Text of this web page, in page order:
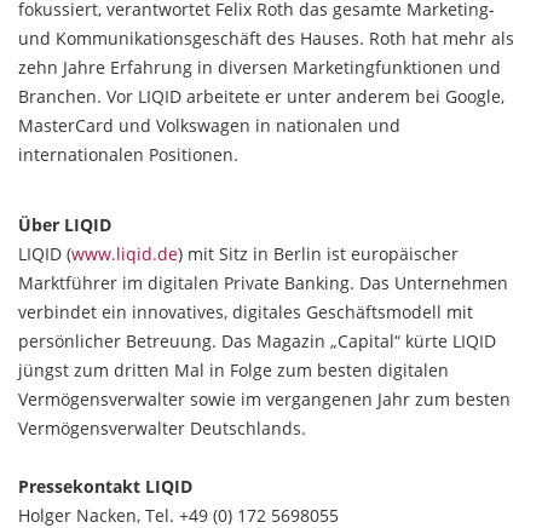
fokussiert, verantwortet Felix Roth das gesamte Marketing-
und Kommunikationsgeschäft des Hauses. Roth hat mehr als
zehn Jahre Erfahrung in diversen Marketingfunktionen und
Branchen. Vor LIQID arbeitete er unter anderem bei Google,
MasterCard und Volkswagen in nationalen und
internationalen Positionen.
Über LIQID
LIQID (www.liqid.de) mit Sitz in Berlin ist europäischer
Marktführer im digitalen Private Banking. Das Unternehmen
verbindet ein innovatives, digitales Geschäftsmodell mit
persönlicher Betreuung. Das Magazin „Capital“ kürte LIQID
jüngst zum dritten Mal in Folge zum besten digitalen
Vermögensverwalter sowie im vergangenen Jahr zum besten
Vermögensverwalter Deutschlands.
Pressekontakt LIQID
Holger Nacken, Tel. +49 (0) 172 5698055